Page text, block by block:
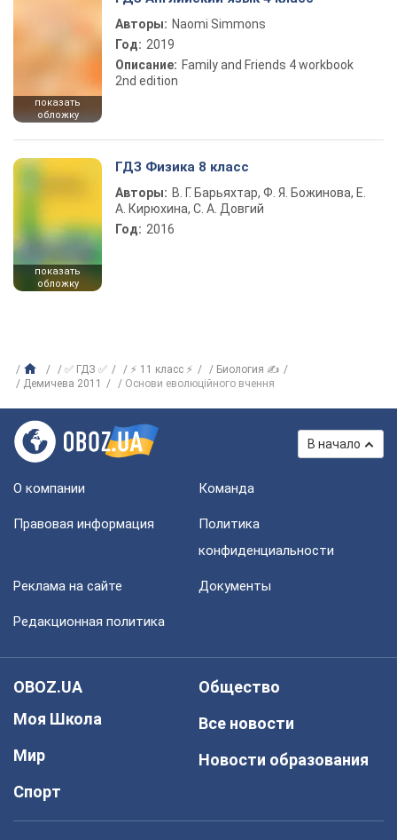
показать
обложку
Авторы: Naomi Simmons
Год: 2019
Описание: Family and Friends 4 workbook
2nd edition
показать
обложку
ГДЗ Физика 8 класс
Авторы: В. Г. Барьяхтар, Ф. Я. Божинова, Е.
А. Кирюхина, С. А. Довгий
Год: 2016
✅ ГДЗ ✅ ⚡ 11 класс ⚡
Биология ✍
Демичева 2011
Основи еволюційного вчення
В начало
О компании Команда
Правовая информация
Политика
конфиденциальности
Реклама на сайте Документы
Редакционная политика
OBOZ.UA
Моя Школа
Мир
Спорт
Общество
Все новости
Новости образования